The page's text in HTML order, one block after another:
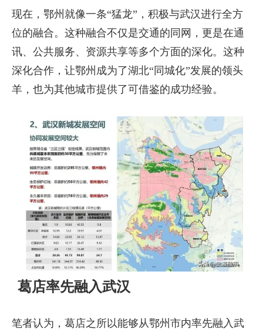
现在，鄂州就像一条“猛龙”，积极与武汉进行全方
位的融合。这种融合不仅是交通的同网，更是在通
讯、公共服务、资源共享等多个方面的深化。这种
深化合作，让鄂州成为了湖北“同城化”发展的领头
羊，也为其他城市提供了可借鉴的成功经验。
葛店率先融入武汉
笔者认为，葛店之所以能够从鄂州市内率先融入武